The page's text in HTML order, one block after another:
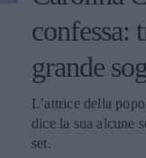
confessa:
grande
L’attrice della
dice la sua alcune
set.